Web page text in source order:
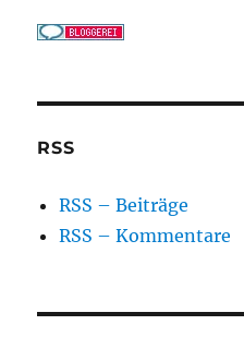
RSS
RSS – Beiträge
RSS – Kommentare